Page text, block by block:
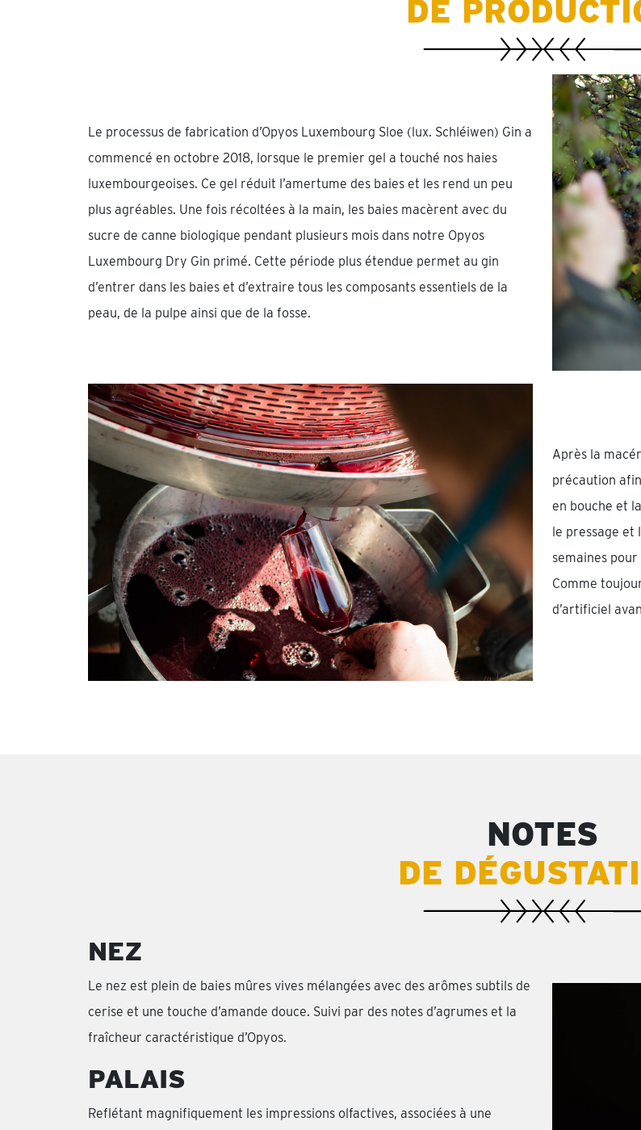
DE
Le processus de fabrication d’Opyos Luxembourg Sloe (lux. Schléiwen) Gin a
commencé en octobre 2018, lorsque le premier gel a touché nos haies
luxembourgeoises. Ce gel réduit l’amertume des baies et les rend un peu
plus agréables. Une fois récoltées à la main, les baies macèrent avec du
sucre de canne biologique pendant plusieurs mois dans notre Opyos
Luxembourg Dry Gin primé. Cette période plus étendue permet au gin
d’entrer dans les baies et d’extraire tous les composants essentiels de la
peau, de la pulpe ainsi que de la fosse.
Après la
précaution
en bouche et
le pressage et
semaines
Comme
d’artificiel
NOTES
DE
NEZ
Le nez est plein de baies mûres vives mélangées avec des arômes subtils de
cerise et une touche d’amande douce. Suivi par des notes d’agrumes et la
fraîcheur caractéristique d’Opyos.
PALAIS
Reflétant magnifiquement les impressions olfactives, associées à une